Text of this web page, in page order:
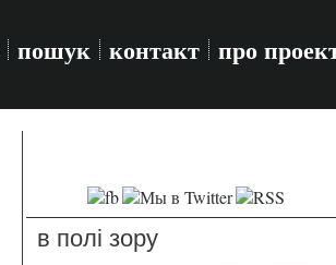
пошук контакт про
в полі зору